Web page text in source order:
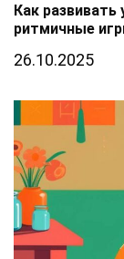
Как развивать
ритмичные
26.10.2025